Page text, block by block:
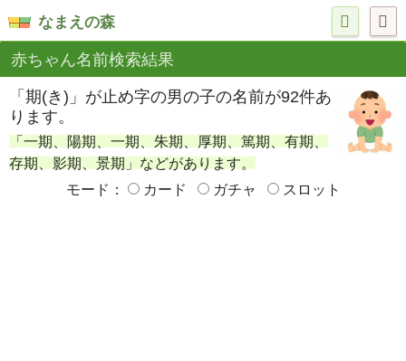
なまえの森
赤ちゃん名前検索結果
「期(き)」が止め字の男の子の名前が92件あ
ります。
「一期、陽期、一期、朱期、厚期、篤期、有期、
存期、影期、景期」などがあります。
モード：
カード ガチャ スロット